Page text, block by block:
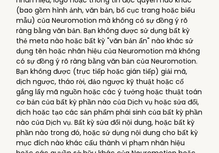
(bao gồm hình ảnh, văn bản, bố cục trang hoặc biểu
mẫu) của Neuromotion mà không có sự đồng ý rõ
ràng bằng văn bản. Bạn không được sử dụng bất kỳ
thẻ meta nào hoặc bất kỳ "văn bản ẩn" nào khác sử
dụng tên hoặc nhãn hiệu của Neuromotion mà không
có sự đồng ý rõ ràng bằng văn bản của Neuromotion.
Bạn không được (trực tiếp hoặc gián tiếp) giải mã,
dịch ngược, tháo rời, đảo ngược kỹ thuật hoặc cố
gắng lấy mã nguồn hoặc các ý tưởng hoặc thuật toán
cơ bản của bất kỳ phần nào của Dịch vụ hoặc sửa đổi,
dịch hoặc tạo các sản phẩm phái sinh của bất kỳ phần
nào của Dịch vụ. Bất kỳ sửa đổi nội dung, hoặc bất kỳ
phần nào trong đó, hoặc sử dụng nội dung cho bất kỳ
mục đích nào khác cấu thành vi phạm nhãn hiệu